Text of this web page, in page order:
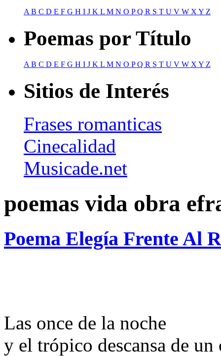
AB C D E F G H I J K L M N O PQ R S T U V W XY Z
Poemas por Título
A B C D E F G H I J K L M N O PQ R S T U V W X Y Z
Sitios de Interés
Frases romanticas
Cinecalidad
Musicade.net
poemas vida obra
Poema Elegía Frente Al
Las once de la noche
y el trópico descansa de